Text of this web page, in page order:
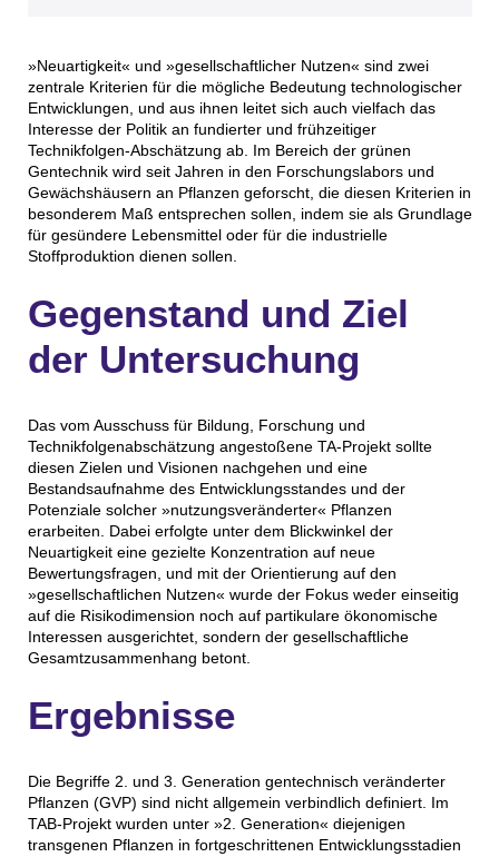
»Neuartigkeit« und »gesellschaftlicher Nutzen« sind zwei
zentrale Kriterien für die mögliche Bedeutung technologischer
Entwicklungen, und aus ihnen leitet sich auch vielfach das
Interesse der Politik an fundierter und frühzeitiger
Technikfolgen-Abschätzung ab. Im Bereich der grünen
Gentechnik wird seit Jahren in den Forschungslabors und
Gewächshäusern an Pflanzen geforscht, die diesen Kriterien in
besonderem Maß entsprechen sollen, indem sie als Grundlage
für gesündere Lebensmittel oder für die industrielle
Stoffproduktion dienen sollen.
Gegenstand und Ziel
der Untersuchung
Das vom Ausschuss für Bildung, Forschung und
Technikfolgenabschätzung angestoßene TA-Projekt sollte
diesen Zielen und Visionen nachgehen und eine
Bestandsaufnahme des Entwicklungsstandes und der
Potenziale solcher »nutzungsveränderter« Pflanzen
erarbeiten. Dabei erfolgte unter dem Blickwinkel der
Neuartigkeit eine gezielte Konzentration auf neue
Bewertungsfragen, und mit der Orientierung auf den
»gesellschaftlichen Nutzen« wurde der Fokus weder einseitig
auf die Risikodimension noch auf partikulare ökonomische
Interessen ausgerichtet, sondern der gesellschaftliche
Gesamtzusammenhang betont.
Ergebnisse
Die Begriffe 2. und 3. Generation gentechnisch veränderter
Pflanzen (GVP) sind nicht allgemein verbindlich definiert. Im
TAB-Projekt wurden unter »2. Generation« diejenigen
transgenen Pflanzen in fortgeschrittenen Entwicklungsstadien